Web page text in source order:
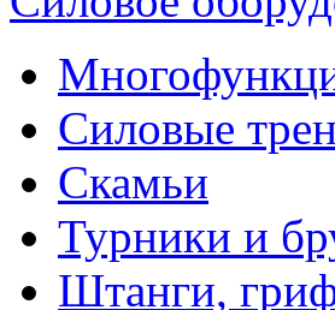
Силовые
Скамьи
Турники и
Штанги,